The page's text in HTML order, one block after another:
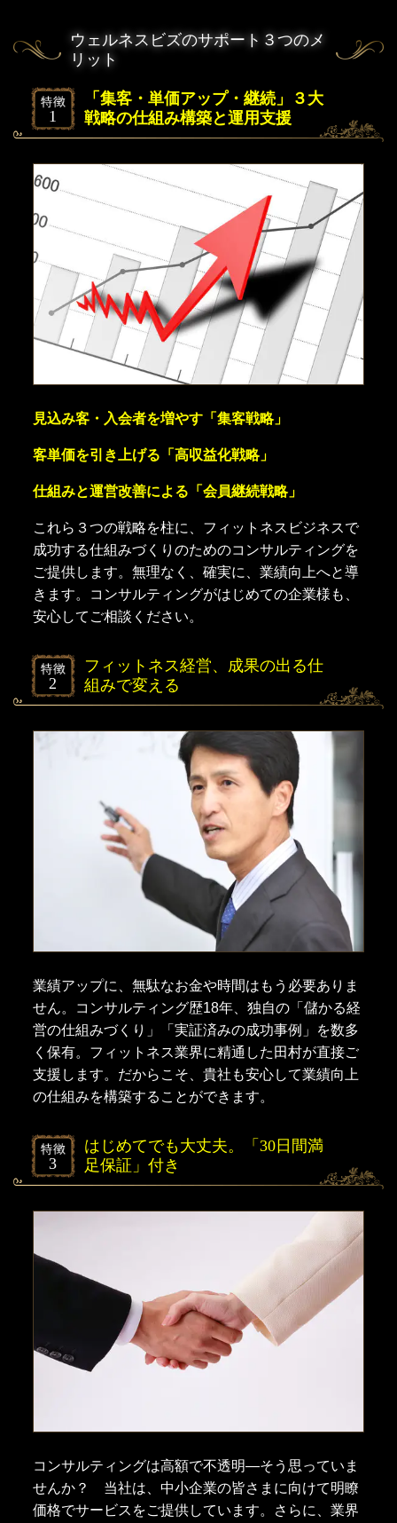
ウェルネスビズのサポート３つのメ
リット
「集客・単価アップ・継続」３大
戦略の仕組み構築と運用支援
見込み客・入会者を増やす「集客戦略」
客単価を引き上げる「高収益化戦略」
仕組みと運営改善による「会員継続戦略」
これら３つの戦略を柱に、フィットネスビジネスで
成功する仕組みづくりのためのコンサルティングを
ご提供します。無理なく、確実に、業績向上へと導
きます。コンサルティングがはじめての企業様も、
安心してご相談ください。
フィットネス経営、成果の出る仕
組みで変える
業績アップに、無駄なお金や時間はもう必要ありま
せん。コンサルティング歴18年、独自の「儲かる経
営の仕組みづくり」「実証済みの成功事例」を数多
く保有。フィットネス業界に精通した田村が直接ご
支援します。だからこそ、貴社も安心して業績向上
の仕組みを構築することができます。
はじめてでも大丈夫。「30日間満
足保証」付き
コンサルティングは高額で不透明―そう思っていま
せんか？ 当社は、中小企業の皆さまに向けて明瞭
価格でサービスをご提供しています。さらに、業界